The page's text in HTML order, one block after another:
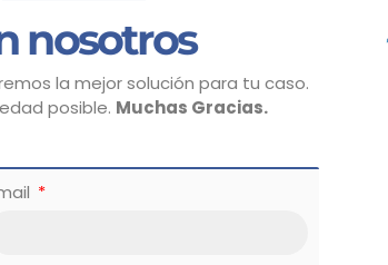
nosotros
la mejor solución para tu caso.
posible. Muchas Gracias.